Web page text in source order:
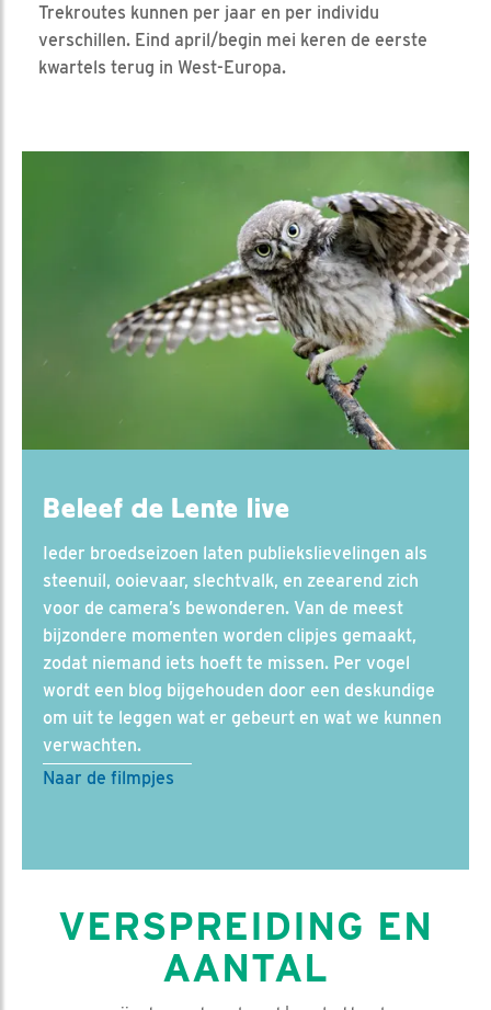
Trekroutes kunnen per jaar en per individu
verschillen. Eind april/begin mei keren de eerste
kwartels terug in West-Europa.
Beleef de Lente live
Ieder broedseizoen laten publiekslievelingen als
steenuil, ooievaar, slechtvalk, en zeearend zich
voor de camera’s bewonderen. Van de meest
bijzondere momenten worden clipjes gemaakt,
zodat niemand iets hoeft te missen. Per vogel
wordt een blog bijgehouden door een deskundige
om uit te leggen wat er gebeurt en wat we kunnen
verwachten.
Naar de filmpjes
VERSPREIDING EN
AANTAL